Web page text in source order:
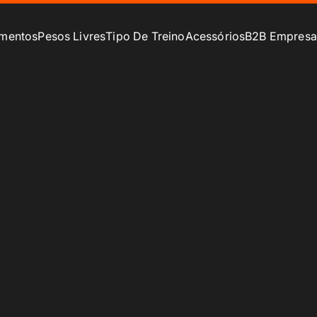
Pesos LivresTipo De TreinoAcessóriosB2B